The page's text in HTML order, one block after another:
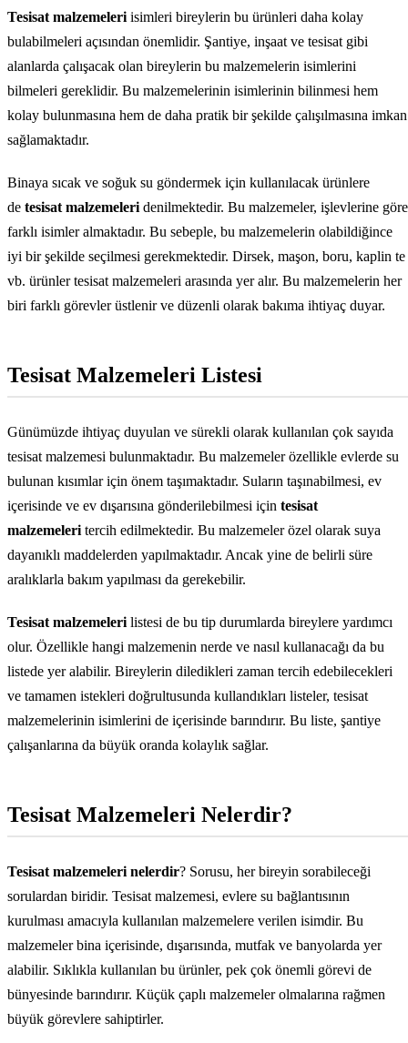
Tesisat malzemeleri isimleri bireylerin bu ürünleri daha kolay
bulabilmeleri açısından önemlidir. Şantiye, inşaat ve tesisat gibi
alanlarda çalışacak olan bireylerin bu malzemelerin isimlerini
bilmeleri gereklidir. Bu malzemelerinin isimlerinin bilinmesi hem
kolay bulunmasına hem de daha pratik bir şekilde çalışılmasına imkan
sağlamaktadır.
Binaya sıcak ve soğuk su göndermek için kullanılacak ürünlere
de tesisat malzemeleri denilmektedir. Bu malzemeler, işlevlerine göre
farklı isimler almaktadır. Bu sebeple, bu malzemelerin olabildiğince
iyi bir şekilde seçilmesi gerekmektedir. Dirsek, maşon, boru, kaplin te
vb. ürünler tesisat malzemeleri arasında yer alır. Bu malzemelerin her
biri farklı görevler üstlenir ve düzenli olarak bakıma ihtiyaç duyar.
Tesisat Malzemeleri Listesi
Günümüzde ihtiyaç duyulan ve sürekli olarak kullanılan çok sayıda
tesisat malzemesi bulunmaktadır. Bu malzemeler özellikle evlerde su
bulunan kısımlar için önem taşımaktadır. Suların taşınabilmesi, ev
içerisinde ve ev dışarısına gönderilebilmesi için tesisat
malzemeleri tercih edilmektedir. Bu malzemeler özel olarak suya
dayanıklı maddelerden yapılmaktadır. Ancak yine de belirli süre
aralıklarla bakım yapılması da gerekebilir.
Tesisat malzemeleri listesi de bu tip durumlarda bireylere yardımcı
olur. Özellikle hangi malzemenin nerde ve nasıl kullanacağı da bu
listede yer alabilir. Bireylerin diledikleri zaman tercih edebilecekleri
ve tamamen istekleri doğrultusunda kullandıkları listeler, tesisat
malzemelerinin isimlerini de içerisinde barındırır. Bu liste, şantiye
çalışanlarına da büyük oranda kolaylık sağlar.
Tesisat Malzemeleri Nelerdir?
Tesisat malzemeleri nelerdir? Sorusu, her bireyin sorabileceği
sorulardan biridir. Tesisat malzemesi, evlere su bağlantısının
kurulması amacıyla kullanılan malzemelere verilen isimdir. Bu
malzemeler bina içerisinde, dışarısında, mutfak ve banyolarda yer
alabilir. Sıklıkla kullanılan bu ürünler, pek çok önemli görevi de
bünyesinde barındırır. Küçük çaplı malzemeler olmalarına rağmen
büyük görevlere sahiptirler.